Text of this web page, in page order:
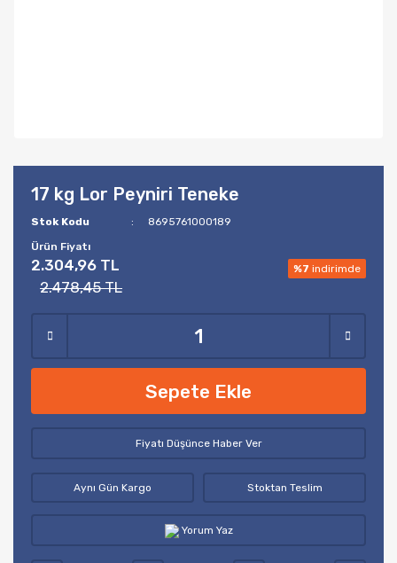
17 kg Lor Peyniri Teneke
Stok Kodu
8695761000189
Ürün Fiyatı
2.304,96 TL
2.478,45 TL
%7 indirimde
Sepete Ekle
Fiyatı Düşünce Haber Ver
Aynı Gün Kargo Stoktan Teslim
Yorum Yaz